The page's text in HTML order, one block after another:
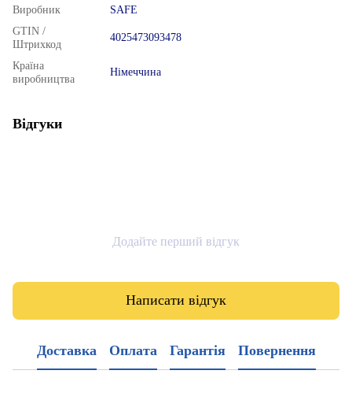
Виробник
SAFE
GTIN /
Штрихкод
4025473093478
Країна
виробництва
Німеччина
Відгуки
Додайте перший відгук
Написати відгук
Доставка Оплата Гарантія Повернення